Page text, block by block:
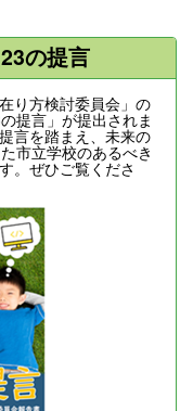
の提言
り方検討委員会」の
提言」が提出されま
言を踏まえ、未来の
市立学校のあるべき
。ぜひご覧くださ